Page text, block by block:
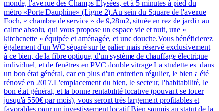
monde, l'avenue des Champs Élysées, et à 5 minutes à pied du
métro «Porte Dauphine» (Ligne 2).Au sein du Square de l'avenue
Foch, « chambre de service » de 9,28m2, située en rez de jardin au
calme absolu, qui vous propose un espace vie et nuit, une «
kitchenette » équipée et aménagée, et une douche.Vous bénéficierez
également d'un WC séparé sur le palier mais réservé exclusivement
à ce bien, de la fibre optique, d'un système de chauffage électrique
individuel, et de fenêtres en PVC double vitrage.La studette est dans
un bon état général, car en plus d'un entretien régulier, le bien a été
rénové en 2017.L'emplacement du bien, le secteur, l'habitabilité, le
bon état général, et la bonne rentabilité locative (pouvant se louer
jusqu'à 550€ par mois), vous seront très largement profitables et
favorables pour un investissement locatif.Bien soumis au statut de la